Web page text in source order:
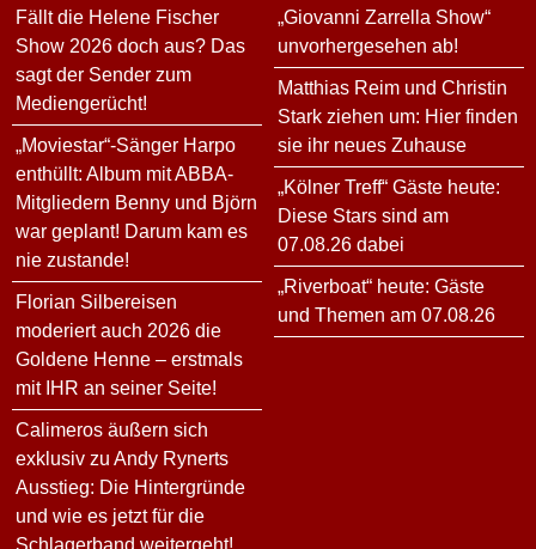
Fällt die Helene Fischer
Show 2026 doch aus? Das
sagt der Sender zum
Mediengerücht!
„Moviestar“-Sänger Harpo
enthüllt: Album mit ABBA-
Mitgliedern Benny und Björn
war geplant! Darum kam es
nie zustande!
Florian Silbereisen
moderiert auch 2026 die
Goldene Henne – erstmals
mit IHR an seiner Seite!
Calimeros äußern sich
exklusiv zu Andy Rynerts
Ausstieg: Die Hintergründe
und wie es jetzt für die
Schlagerband weitergeht!
„Giovanni Zarrella Show“
unvorhergesehen ab!
Matthias Reim und Christin
Stark ziehen um: Hier finden
sie ihr neues Zuhause
„Kölner Treff“ Gäste heute:
Diese Stars sind am
07.08.26 dabei
„Riverboat“ heute: Gäste
und Themen am 07.08.26